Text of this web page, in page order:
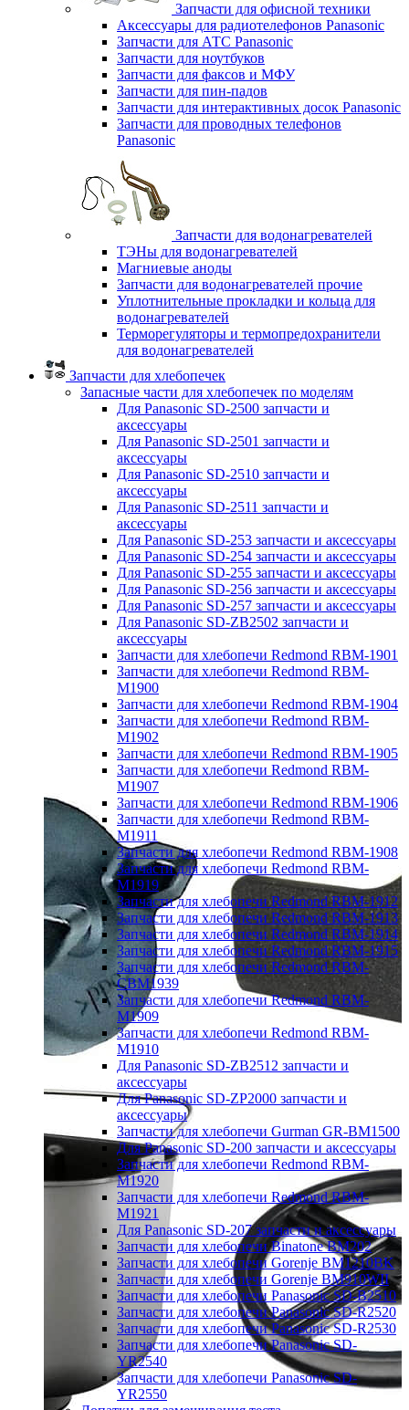
Запчасти для офисной техники
Аксессуары для радиотелефонов Panasonic
Запчасти для АТС Panasonic
Запчасти для ноутбуков
Запчасти для факсов и МФУ
Запчасти для пин-падов
Запчасти для интерактивных досок Panasonic
Запчасти для проводных телефонов
Panasonic
Запчасти для водонагревателей
ТЭНы для водонагревателей
Магниевые аноды
Запчасти для водонагревателей прочие
Уплотнительные прокладки и кольца для
водонагревателей
Терморегуляторы и термопредохранители
для водонагревателей
Запчасти для хлебопечек
Запасные части для хлебопечек по моделям
Для Panasonic SD-2500 запчасти и
аксессуары
Для Panasonic SD-2501 запчасти и
аксессуары
Для Panasonic SD-2510 запчасти и
аксессуары
Для Panasonic SD-2511 запчасти и
аксессуары
Для Panasonic SD-253 запчасти и аксессуары
Для Panasonic SD-254 запчасти и аксессуары
Для Panasonic SD-255 запчасти и аксессуары
Для Panasonic SD-256 запчасти и аксессуары
Для Panasonic SD-257 запчасти и аксессуары
Для Panasonic SD-ZB2502 запчасти и
аксессуары
Запчасти для хлебопечи Redmond RBM-1901
Запчасти для хлебопечи Redmond RBM-
M1900
Запчасти для хлебопечи Redmond RBM-1904
Запчасти для хлебопечи Redmond RBM-
M1902
Запчасти для хлебопечи Redmond RBM-1905
Запчасти для хлебопечи Redmond RBM-
M1907
Запчасти для хлебопечи Redmond RBM-1906
Запчасти для хлебопечи Redmond RBM-
M1911
Запчасти для хлебопечи Redmond RBM-1908
Запчасти для хлебопечи Redmond RBM-
M1919
Запчасти для хлебопечи Redmond RBM-1912
Запчасти для хлебопечи Redmond RBM-1913
Запчасти для хлебопечи Redmond RBM-1914
Запчасти для хлебопечи Redmond RBM-1915
Запчасти для хлебопечи Redmond RBM-
CBM1939
Запчасти для хлебопечи Redmond RBM-
M1909
Запчасти для хлебопечи Redmond RBM-
M1910
Для Panasonic SD-ZB2512 запчасти и
аксессуары
Для Panasonic SD-ZP2000 запчасти и
аксессуары
Запчасти для хлебопечи Gurman GR-BM1500
Для Panasonic SD-200 запчасти и аксессуары
Запчасти для хлебопечи Redmond RBM-
M1920
Запчасти для хлебопечи Redmond RBM-
M1921
Для Panasonic SD-207 запчасти и аксессуары
Запчасти для хлебопечи Binatone BM202
Запчасти для хлебопечи Gorenje BM1210BK
Запчасти для хлебопечи Gorenje BM910WII
Запчасти для хлебопечи Panasonic SD-B2510
Запчасти для хлебопечи Panasonic SD-R2520
Запчасти для хлебопечи Panasonic SD-R2530
Запчасти для хлебопечи Panasonic SD-
YR2540
Запчасти для хлебопечи Panasonic SD-
YR2550